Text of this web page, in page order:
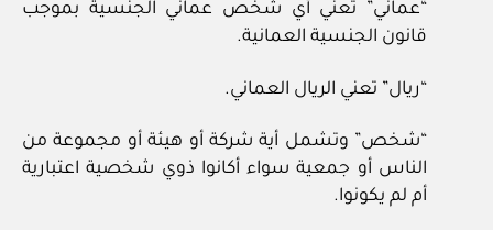
“عماني” تعني أي شخص عماني الجنسية بموجب
قانون الجنسية العمانية.
“ريال” تعني الريال العماني.
“شخص” وتشمل أية شركة أو هيئة أو مجموعة من
الناس أو جمعية سواء أكانوا ذوي شخصية اعتبارية
أم لم يكونوا.